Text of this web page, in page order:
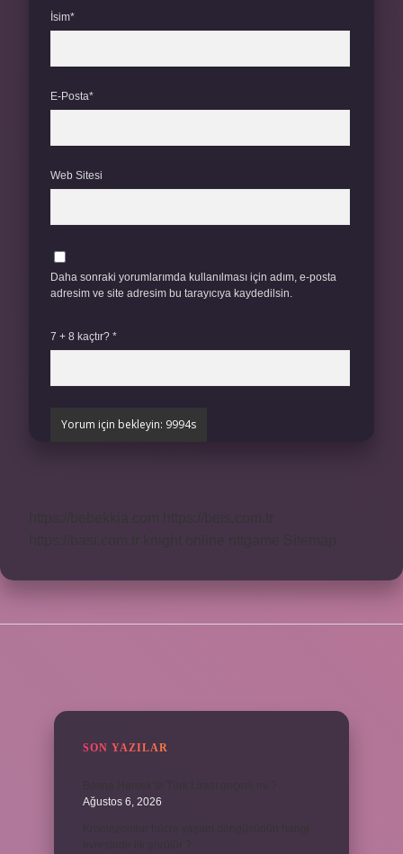
İsim*
E-Posta*
Web Sitesi
Daha sonraki yorumlarımda kullanılması için adım, e-posta
adresim ve site adresim bu tarayıcıya kaydedilsin.
7 + 8 kaçtır? *
SON YAZILAR
Ağustos 6, 2026